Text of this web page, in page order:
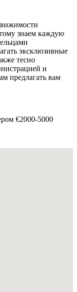
знаем каждую
эксклюзивные
тесно
и
предлагать вам
€2000-5000